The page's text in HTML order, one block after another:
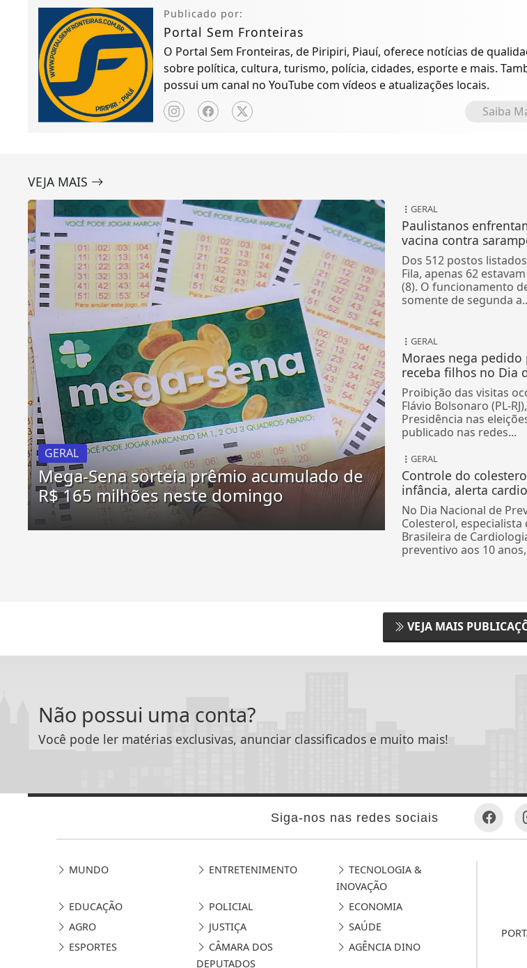
Publicado por:
Portal Sem Fronteiras
O Portal Sem Fronteiras, de Piripiri, Piauí, oferece notícias de
sobre política, cultura, turismo, polícia, cidades, esporte e mais.
possui um canal no YouTube com vídeos e atualizações locais.
Saiba
VEJA MAIS
GERAL
Mega-Sena sorteia prêmio acumulado de
R$ 165 milhões neste domingo
GERAL
Paulistanos
vacina contra
Dos 512 postos
Fila, apenas 62
(8). O funcionamento
somente de segunda
GERAL
Moraes nega
receba filhos no Dia
Proibição das visitas
Flávio Bolsonaro (PL-
Presidência nas
publicado nas redes...
GERAL
Controle do
infância, alerta
No Dia Nacional de
Colesterol, especialista
Brasileira de
preventivo aos 10
VEJA MAIS
Não possui uma conta?
Você pode ler matérias exclusivas, anunciar classificados e muito mais!
Siga-nos nas redes sociais
MUNDO ENTRETENIMENTO
TECNOLOGIA &
INOVAÇÃO
EDUCAÇÃO
POLICIAL
ECONOMIA
AGRO
JUSTIÇA
SAÚDE
ESPORTES
CÂMARA DOS
DEPUTADOS
AGÊNCIA DINO